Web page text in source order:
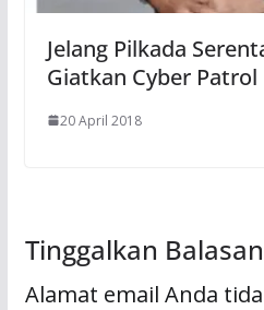
Jelang Pilkada
Giatkan Cyber Patrol
20 April 2018
Tinggalkan Balasan
Alamat email Anda